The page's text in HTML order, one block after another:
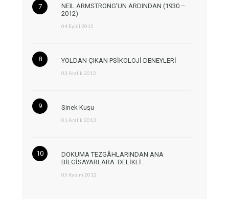
NEIL ARMSTRONG’UN ARDINDAN (1930 –
2012)
04 Eylül 2012
YOLDAN ÇIKAN PSİKOLOJİ DENEYLERİ
03 Aralık 2012
Sinek Kuşu
01 Aralık 2013
DOKUMA TEZGÂHLARINDAN ANA
BİLGİSAYARLARA: DELİKLİ…
05 Kasım 2012